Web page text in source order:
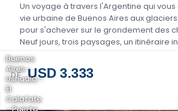
Un voyage à travers l'Argentine qui
vie urbaine de Buenos Aires aux
pour s'achever sur le grondement des
Neuf jours, trois paysages, un itinéraire
DE USD 3.333
Buenos
Aires -
Ushuaia -
El
Calafate
- Puerto